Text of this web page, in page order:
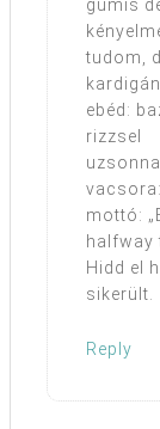
gumis
tudom,
ebéd:
rizzsel
mottó:
halfway
Hidd el
sikerült.
Reply